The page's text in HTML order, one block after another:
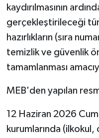
kaydırılmasının
gerçekleştirileceği
hazırlıkların (sıra
temizlik ve güvenlik
tamamlanması
MEB'den yapılan
12 Haziran 2026
kurumlarında
Trend
VİZYONDAKİLER